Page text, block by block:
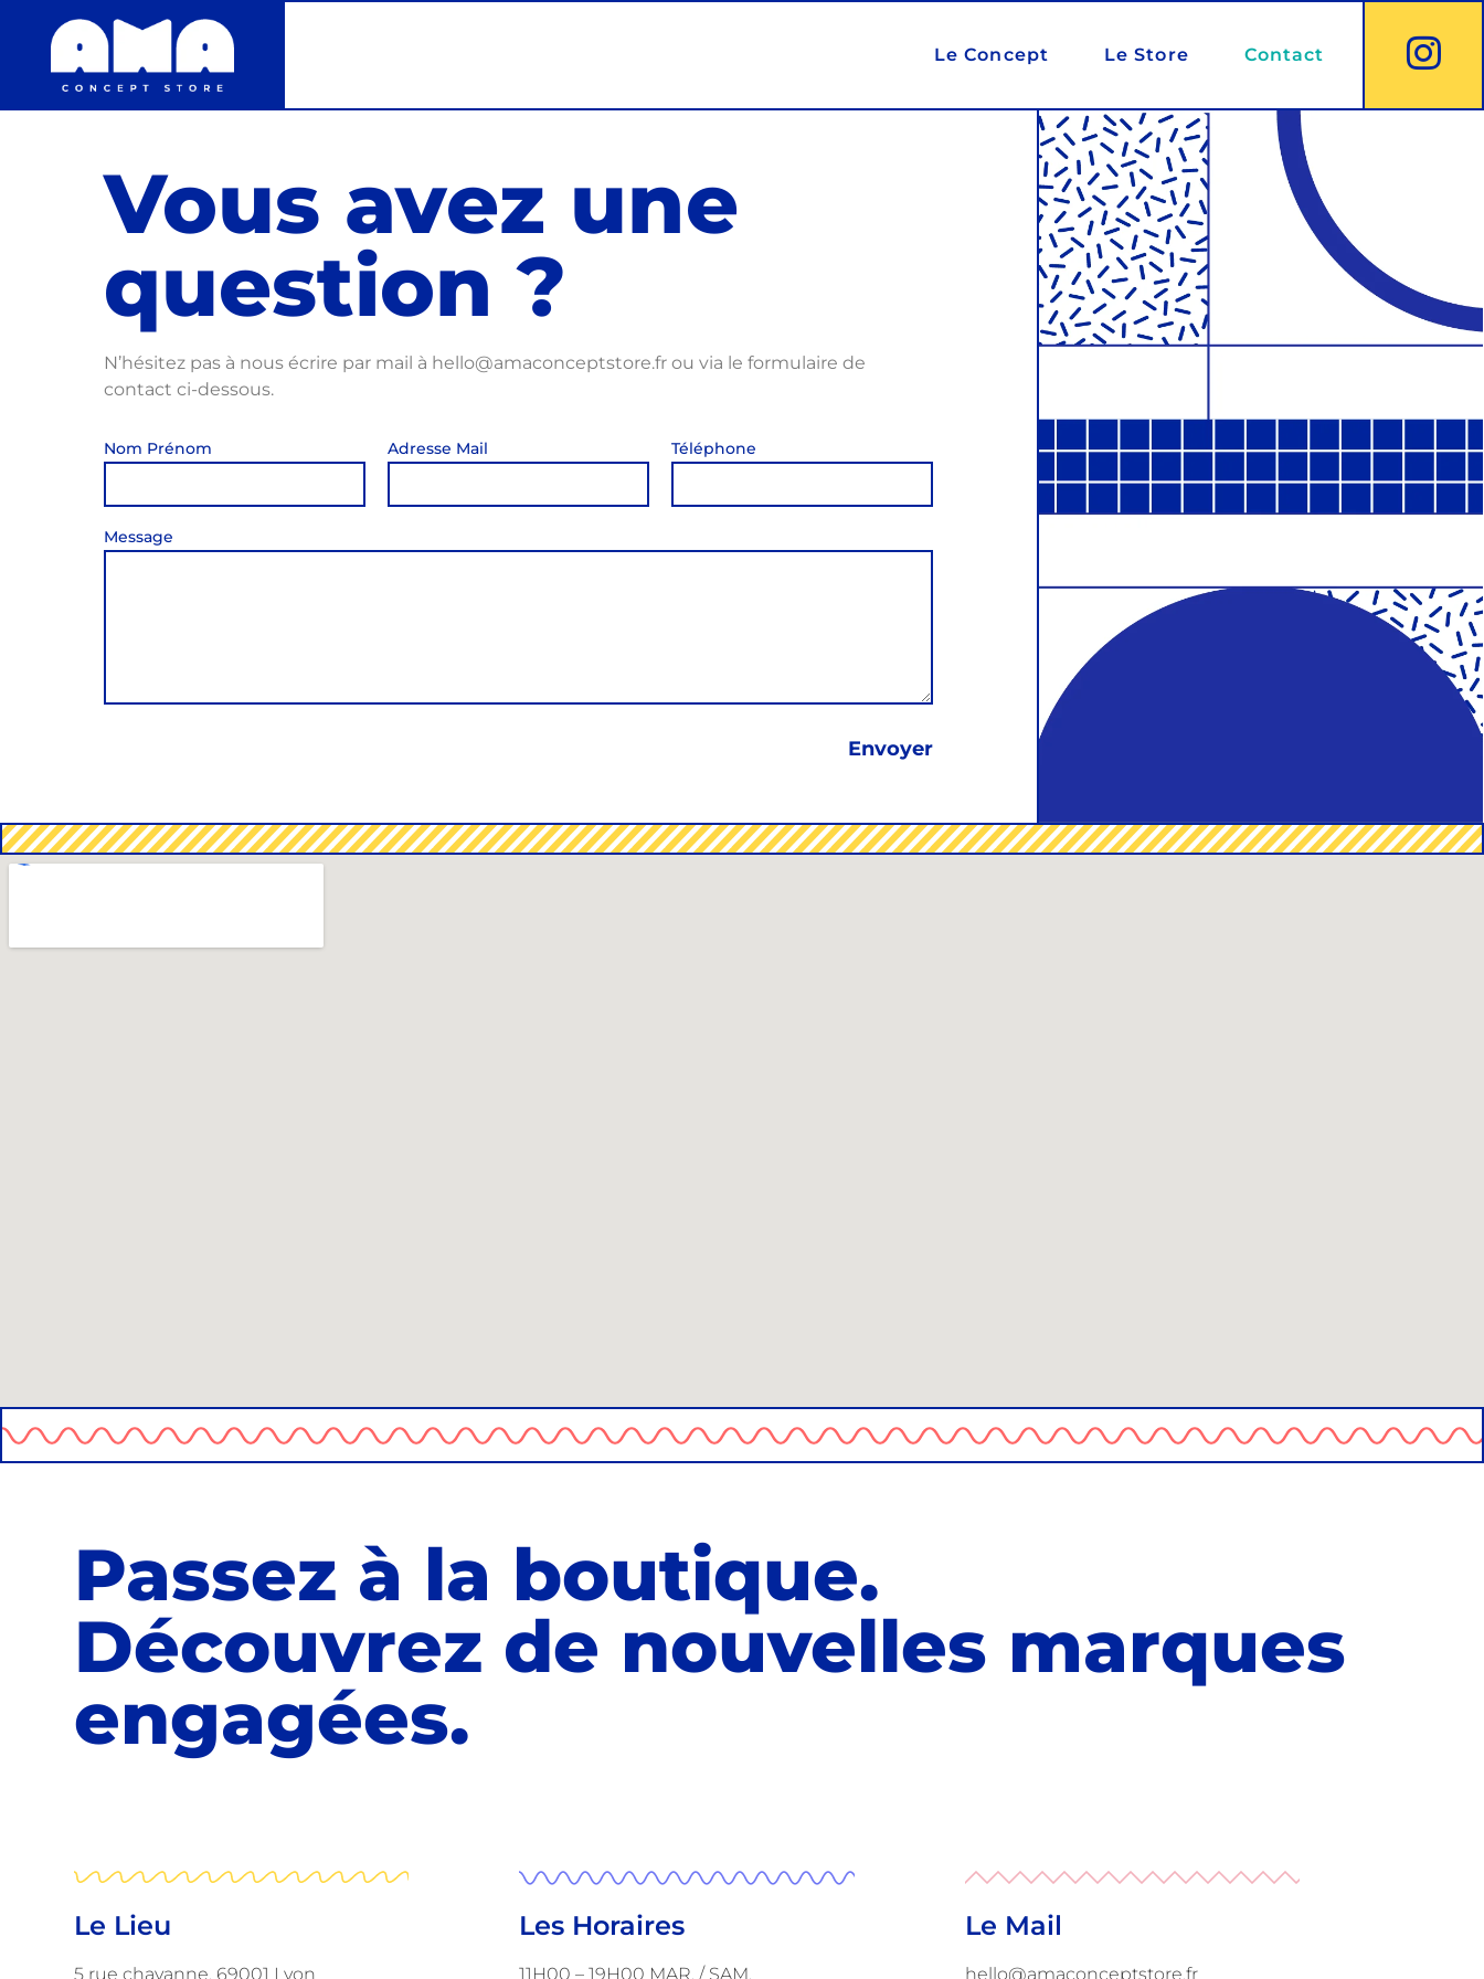
Le Concept Le Store Contact
Vous avez une
question ?
N’hésitez pas à nous écrire par mail à hello@amaconceptstore.fr ou via le formulaire de
contact ci-dessous.
Nom Prénom Adresse Mail Téléphone
Message
Envoyer
Passez à la boutique.
Découvrez de nouvelles marques
engagées.
Le Lieu
5 rue chavanne, 69001 Lyon
Les Horaires
11H00 – 19H00 MAR. / SAM.
Le Mail
hello@amaconceptstore.fr